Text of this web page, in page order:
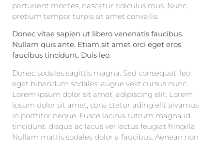
parturient montes, nascetur ridiculus mus. Nunc
pretium tempor turpis sit amet convallis.
Donec vitae sapien ut libero venenatis faucibus.
Nullam quis ante. Etiam sit amet orci eget eros
faucibus tincidunt. Duis leo.
Donec sodales sagittis magna. Sed consequat, leo
eget bibendum sodales, augue velit cursus nunc.
Lorem ipsum dolor sit amet, adipiscing elit. Lorem
ipsum dolor sit amet, cons ctetur ading elit aivamus
in porttitor neque. Fusce lacinia rutrum magna id
tincidunt. disque ac lacus vel lectus feugiat fringilla.
Nullam mattis sodales dolor a faucibus. Aenean non